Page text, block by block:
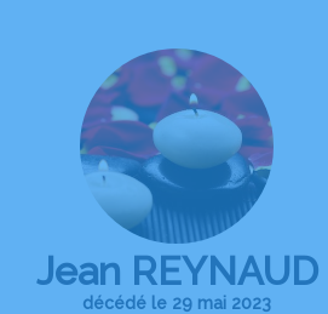
Jean REYNAUD
décédé le 29 mai 2023